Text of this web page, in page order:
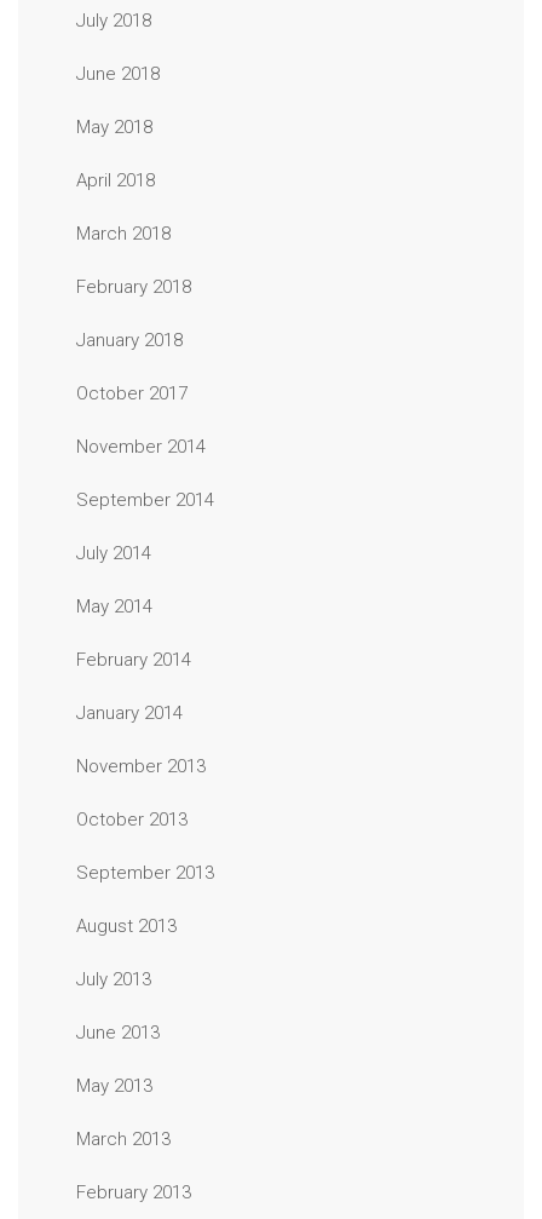
July 2018
June 2018
May 2018
April 2018
March 2018
February 2018
January 2018
October 2017
November 2014
September 2014
July 2014
May 2014
February 2014
January 2014
November 2013
October 2013
September 2013
August 2013
July 2013
June 2013
May 2013
March 2013
February 2013